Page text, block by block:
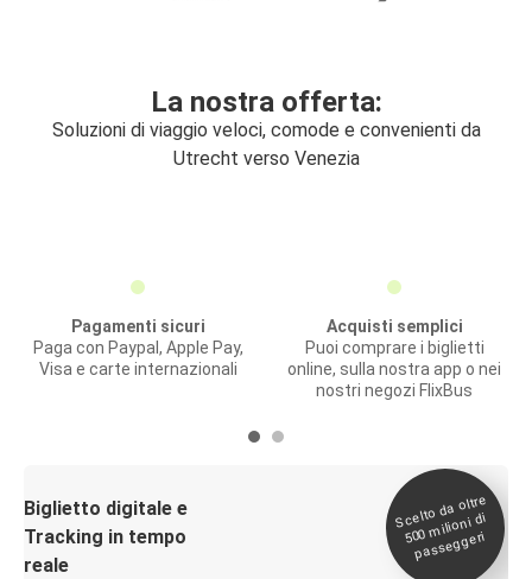
La nostra offerta:
Soluzioni di viaggio veloci, comode e convenienti da
Utrecht verso Venezia
Pagamenti sicuri
Paga con Paypal, Apple Pay,
Visa e carte internazionali
Acquisti semplici
Puoi comprare i biglietti
online, sulla nostra app o nei
nostri negozi FlixBus
Biglietto digitale e
Tracking in tempo
reale
Scelto da oltre
500
milioni di
passeggeri